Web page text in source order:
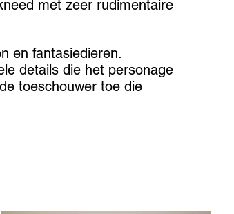
met zeer rudimentaire
en fantasiedieren.
details die het personage
toeschouwer toe die